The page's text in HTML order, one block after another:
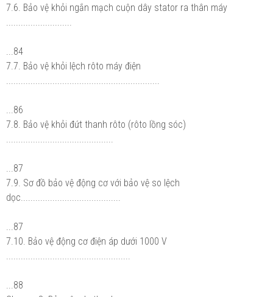
7.6. Bảo vệ khỏi ngắn mạch cuộn dây stator ra thân máy
...84
7.7. Bảo vệ khỏi lệch rôto máy điện
...86
7.8. Bảo vệ khỏi đứt thanh rôto (rôto lồng sóc)
...87
7.9. Sơ đồ bảo vệ động cơ với bảo vệ so lệch
dọc.........................................
...87
7.10. Bảo vệ động cơ điện áp dưới 1000 V
...88